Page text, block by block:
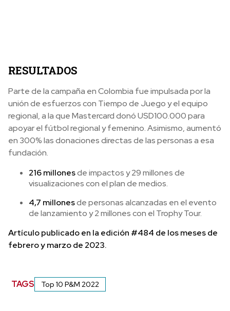
RESULTADOS
Parte de la campaña en Colombia fue impulsada por la
unión de esfuerzos con Tiempo de Juego y el equipo
regional, a la que Mastercard donó USD100.000 para
apoyar el fútbol regional y femenino. Asimismo, aumentó
en 300% las donaciones directas de las personas a esa
fundación.
216 millonesde impactos y 29 millones de
visualizaciones con el plan de medios.
4,7 millonesde personas alcanzadas en el evento
de lanzamiento y 2 millones con el Trophy Tour.
Artículo publicado en la edición #484 de los meses de
febrero y marzo de 2023.
TAGS Top 10 P&M 2022